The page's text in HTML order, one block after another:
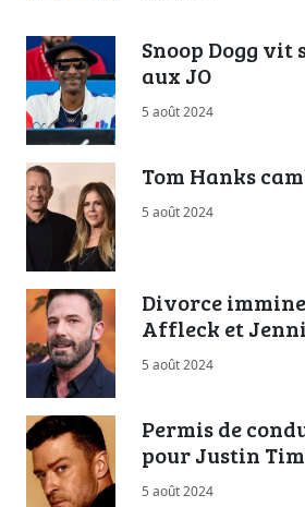
Snoop Dogg
aux JO
5 août 2024
Tom Hanks
5 août 2024
Divorce
Affleck et
5 août 2024
Permis de
pour Justin
5 août 2024